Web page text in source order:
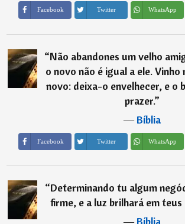
Facebook Twitter WhatsApp
“Não abandones um velho
o novo não é igual a ele. Vinho
novo: deixa-o envelhecer, e o
prazer.”
―Bíblia
Facebook Twitter WhatsApp
“Determinando tu algum
firme, e a luz brilhará em teus